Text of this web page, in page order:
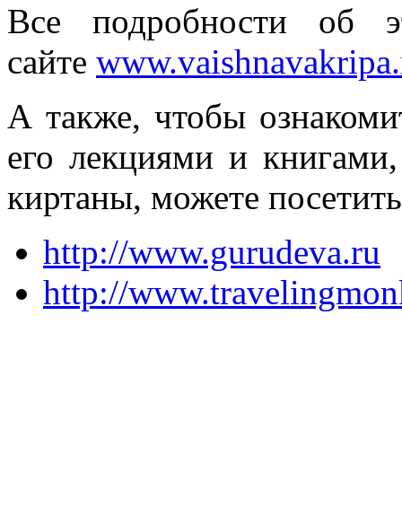
Все подробности об
сайте
А также, чтобы
его лекциями и
киртаны, можете
http://www.gurudeva.ru
http://